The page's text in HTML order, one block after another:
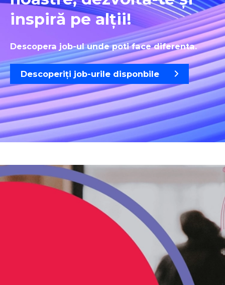
inspiră pe alții!
Descopera job-ul unde poti face diferenta.
Descoperiți job-urile disponbile